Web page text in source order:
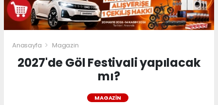
Anasayfa Magazin
2027'de Göl Festivali yapılacak
mı?
MAGAZIN